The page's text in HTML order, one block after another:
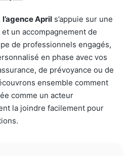
l’agence April s’appuie sur une
un accompagnement de
de professionnels engagés,
en phase avec vos
de prévoyance ou de
ensemble comment
comme un acteur
la joindre facilement pour